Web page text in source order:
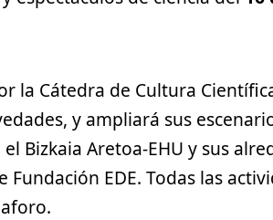
la Cátedra de Cultura
y ampliará sus
Bizkaia Aretoa-EHU y sus
Fundación EDE. Todas las